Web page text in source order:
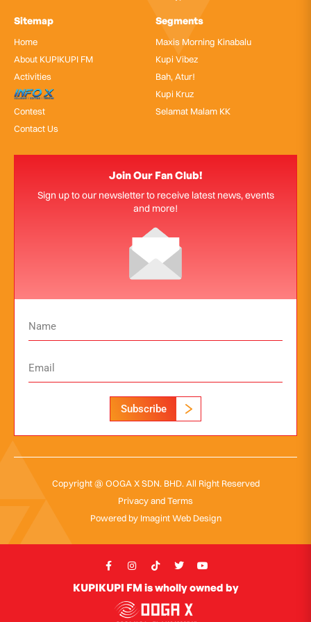
Sitemap
Home
About KUPIKUPI FM
Activities
InfoX
Contest
Contact Us
Segments
Maxis Morning Kinabalu
Kupi Vibez
Bah, Atur!
Kupi Kruz
Selamat Malam KK
Join Our Fan Club!
Sign up to our newsletter to receive latest news, events
and more!
Subscribe
Copyright @ OOGA X SDN. BHD. All Right Reserved
Privacy and Terms
Powered by Imagint Web Design
KUPIKUPI FM is wholly owned by